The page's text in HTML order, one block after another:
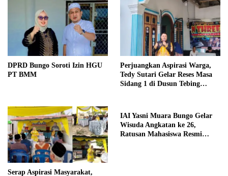
DPRD Bungo Soroti Izin HGU
PT BMM
Perjuangkan Aspirasi Warga,
Tedy Sutari Gelar Reses Masa
Sidang 1 di Dusun Tebing
Serap Aspirasi Masyarakat,
IAI Yasni Muara Bungo Gelar
Wisuda Angkatan ke 26,
Ratusan Mahasiswa Resmi